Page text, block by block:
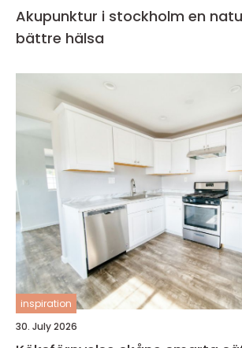
Akupunktur i stockholm en naturlig väg till
bättre hälsa
inspiration
30. July 2026